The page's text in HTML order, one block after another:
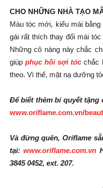
CHO NHỮNG NHÀ TẠO
Màu tóc mới, kiểu mái
gái rất thích thay đổi mái
Những cô nàng này chắc
giúpphục hồi sợi tóc chắc
theo. Vì thế, mặt nạ dưỡng
Để biết thêm bí quyết tặng
www.oriflame.com.vn/
Và đừng quên, Oriflame
tại:www.oriflame.com.vn
3845 0452, ext. 207.